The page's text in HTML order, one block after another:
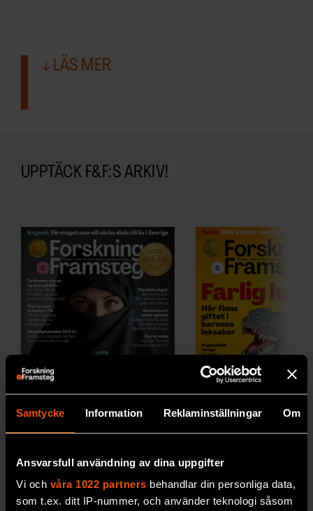
Samtycke Information Reklaminställningar Om
Ansvarsfull användning av dina uppgifter
Vi och våra 1022 partners behandlar din personliga data,
som t.ex. ditt IP-nummer, och använder teknologi såsom
LÄS MER
UPPTÄCK F&F:S ARKIV!